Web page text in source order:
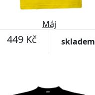
Máj
449 Kč skladem